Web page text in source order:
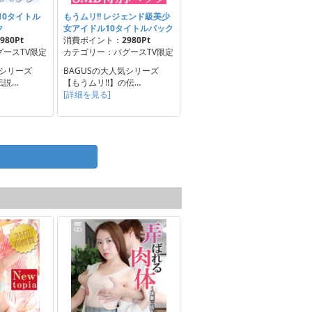
タイトル
スTV限定
リーズ
説…
もうムリ!! レジェンド級美少
女アイドル10タイトルパック
消費ポイント： 2980Pt
カテゴリー：バグースTV限定
BAGUSの大人気シリーズ
【もうムリ!!】の伝…
[詳細を見る]